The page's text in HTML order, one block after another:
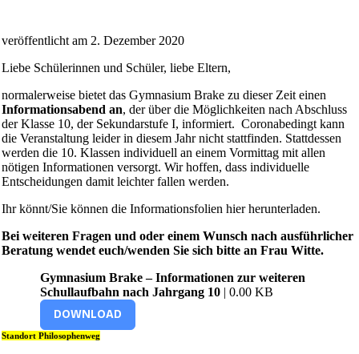
veröffentlicht am 2. Dezember 2020
Liebe Schülerinnen und Schüler, liebe Eltern,
normalerweise bietet das Gymnasium Brake zu dieser Zeit einen
Informationsabend an, der über die Möglichkeiten nach Abschluss
der Klasse 10, der Sekundarstufe I, informiert. Coronabedingt kann
die Veranstaltung leider in diesem Jahr nicht stattfinden. Stattdessen
werden die 10. Klassen individuell an einem Vormittag mit allen
nötigen Informationen versorgt. Wir hoffen, dass individuelle
Entscheidungen damit leichter fallen werden.
Ihr könnt/Sie können die Informationsfolien hier herunterladen.
Bei weiteren Fragen und oder einem Wunsch nach ausführlicher
Beratung wendet euch/wenden Sie sich bitte an Frau Witte.
Gymnasium Brake – Informationen zur weiteren
Schullaufbahn nach Jahrgang 10| 0.00 KB
DOWNLOAD
Standort Philosophenweg